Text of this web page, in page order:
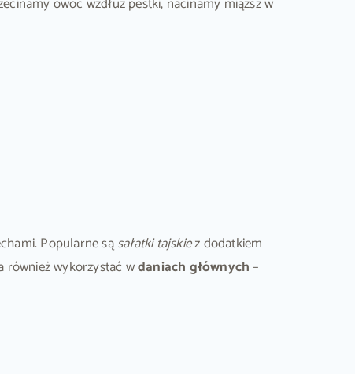
Popularne sąsałatki tajskiez dodatkiem
również wykorzystać wdaniach głównych–